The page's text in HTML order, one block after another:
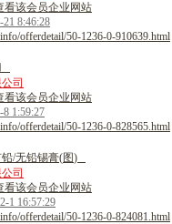
看该会员企业网站
8:46:28
offerdetail/50-1236-0-910639.html
司
看该会员企业网站
1:59:27
offerdetail/50-1236-0-828565.html
铅/无铅锡膏(图)
司
看该会员企业网站
1 16:57:29
offerdetail/50-1236-0-824081.html